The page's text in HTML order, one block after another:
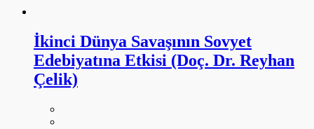
İkinci Dünya Savaşının Sovyet
Edebiyatına Etkisi (Doç. Dr. Reyhan
Çelik)